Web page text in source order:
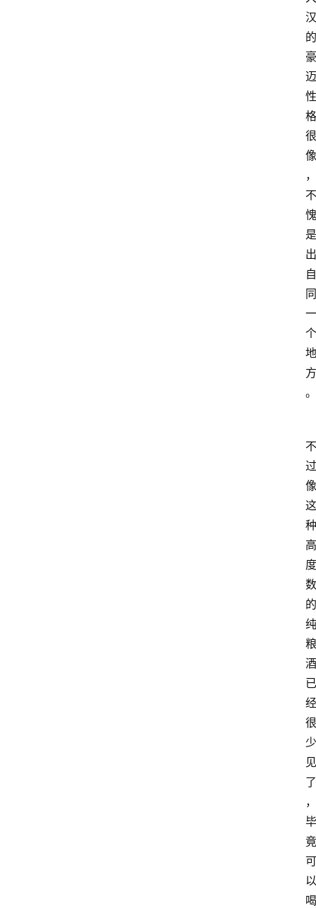
汉
的
豪
迈
性
格
很
像
，
不
愧
是
出
自
同
一
个
地
方
。
不
过
像
这
种
高
度
数
的
纯
粮
酒
已
经
很
少
见
了
，
毕
竟
可
以
喝